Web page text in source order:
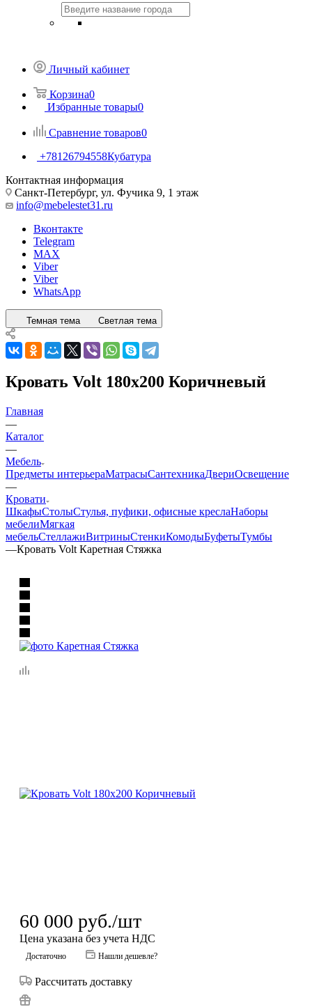
Личный кабинет
Корзина0
Избранные товары0
Сравнение товаров0
+78126794558Кубатура
Контактная информация
Санкт-Петербург, ул. Фучика 9, 1 этаж
info@mebelestet31.ru
Вконтакте
Telegram
MAX
Viber
Viber
WhatsApp
Темная тема Светлая тема
Кровать Volt 180x200 Коричневый
Главная
—
Каталог
—
Мебель
Предметы интерьераМатрасыСантехникаДвериОсвещение
—
Кровати
ШкафыСтолыСтулья, пуфики, офисные креслаНаборы
мебелиМягкая
мебельСтеллажиВитриныСтенкиКомодыБуфетыТумбы
—Кровать Volt Каретная Стяжка
60 000 руб./шт
Цена указана без учета НДС
Достаточно Нашли дешевле?
Рассчитать доставку